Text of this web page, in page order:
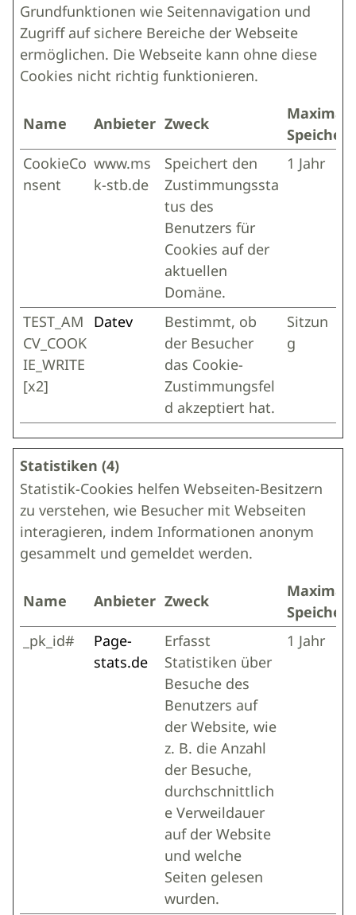
Grundfunktionen wie Seitennavigation und
Zugriff auf sichere Bereiche der Webseite
ermöglichen. Die Webseite kann ohne diese
Cookies nicht richtig funktionieren.
Name Anbieter Zweck
Maximale
CookieCo
nsent
www.ms
k-stb.de
Speichert den
Zustimmungssta
tus des
Benutzers für
Cookies auf der
aktuellen
Domäne.
1 Jahr
TEST_AM
CV_COOK
IE_WRITE
[x2]
Datev
Bestimmt, ob
der Besucher
das Cookie-
Zustimmungsfel
d akzeptiert hat.
Sitzun
g
Statistiken (4)
Statistik-Cookies helfen Webseiten-Besitzern
zu verstehen, wie Besucher mit Webseiten
interagieren, indem Informationen anonym
gesammelt und gemeldet werden.
Name Anbieter Zweck
Maximale
_pk_id#
Page-
stats.de
Erfasst
Statistiken über
Besuche des
Benutzers auf
der Website, wie
z. B. die Anzahl
der Besuche,
durchschnittlich
e Verweildauer
auf der Website
und welche
Seiten gelesen
wurden.
1 Jahr